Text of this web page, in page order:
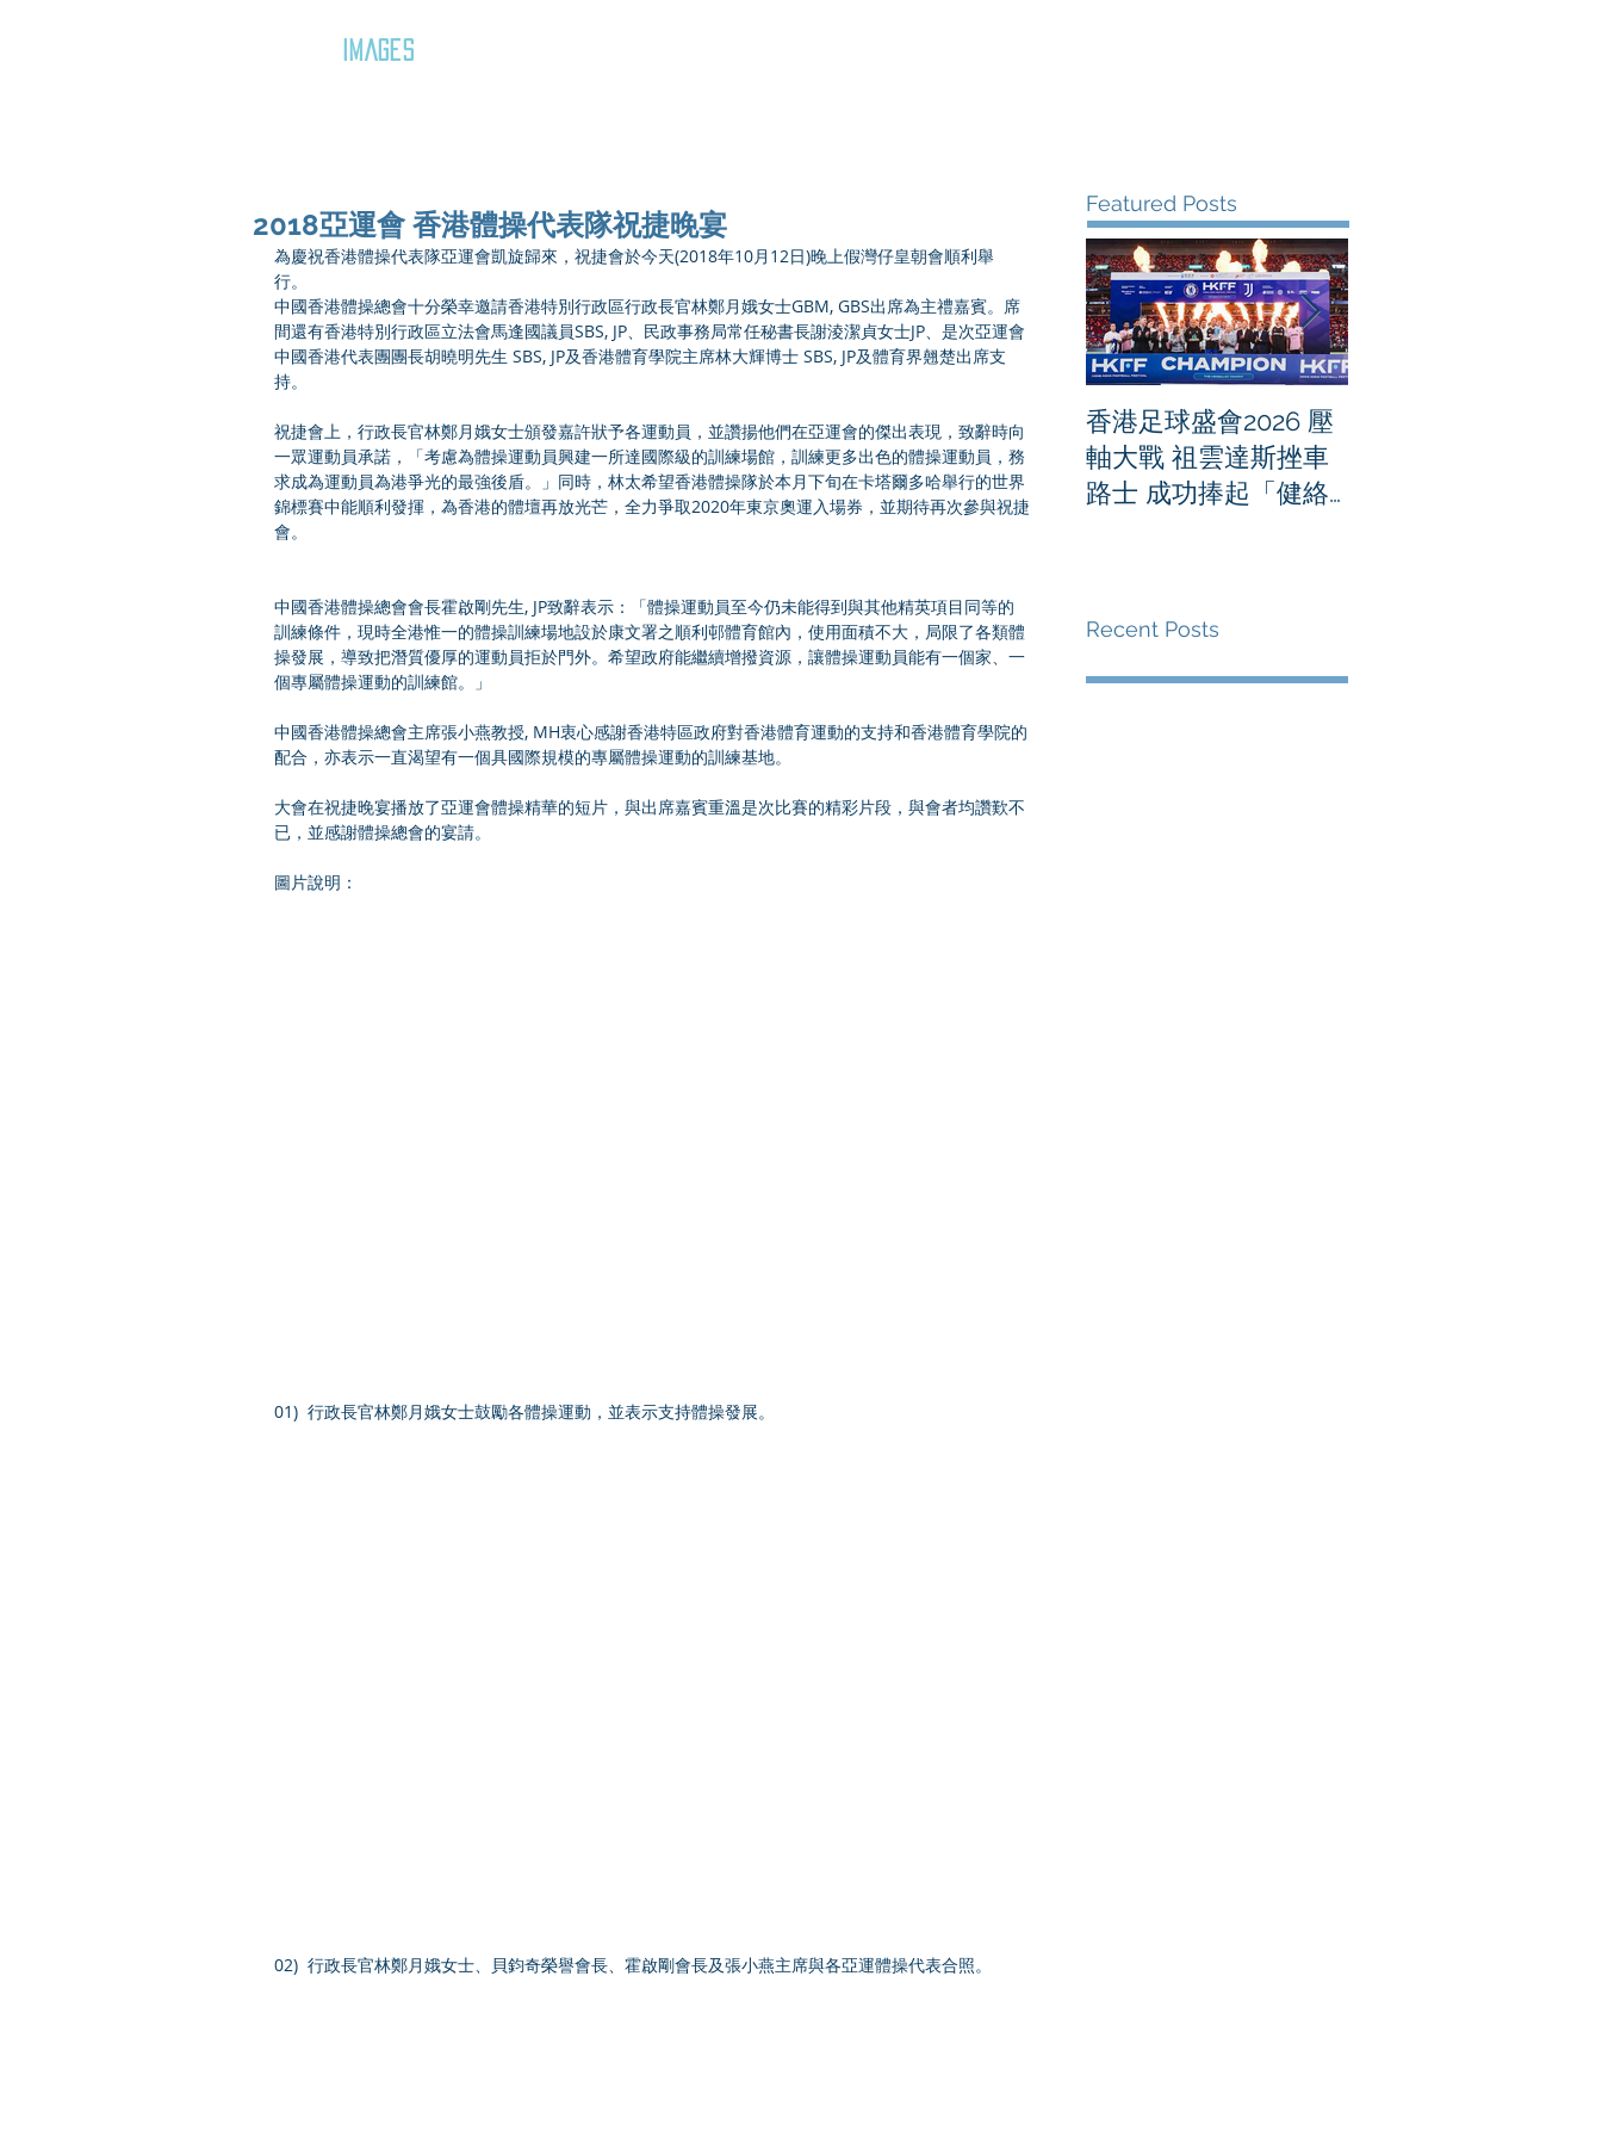
IMAGES
2018亞運會 香港體操代表隊祝捷晚宴
為慶祝香港體操代表隊亞運會凱旋歸來，祝捷會於今天(2018年10月12日)晚上假灣仔皇朝會順利舉
行。
中國香港體操總會十分榮幸邀請香港特別行政區行政長官林鄭月娥女士GBM, GBS出席為主禮嘉賓。席
間還有香港特別行政區立法會馬逢國議員SBS, JP、民政事務局常任秘書長謝淩潔貞女士JP、是次亞運會
中國香港代表團團長胡曉明先生 SBS, JP及香港體育學院主席林大輝博士 SBS, JP及體育界翹楚出席支
持。
祝捷會上，行政長官林鄭月娥女士頒發嘉許狀予各運動員，並讚揚他們在亞運會的傑出表現，致辭時向
一眾運動員承諾，「考慮為體操運動員興建一所達國際級的訓練場館，訓練更多出色的體操運動員，務
求成為運動員為港爭光的最強後盾。」同時，林太希望香港體操隊於本月下旬在卡塔爾多哈舉行的世界
錦標賽中能順利發揮，為香港的體壇再放光芒，全力爭取2020年東京奧運入場券，並期待再次參與祝捷
會。
中國香港體操總會會長霍啟剛先生, JP致辭表示：「體操運動員至今仍未能得到與其他精英項目同等的
訓練條件，現時全港惟一的體操訓練場地設於康文署之順利邨體育館內，使用面積不大，局限了各類體
操發展，導致把潛質優厚的運動員拒於門外。希望政府能繼續增撥資源，讓體操運動員能有一個家、一
個專屬體操運動的訓練館。」
中國香港體操總會主席張小燕教授, MH衷心感謝香港特區政府對香港體育運動的支持和香港體育學院的
配合，亦表示一直渴望有一個具國際規模的專屬體操運動的訓練基地。
大會在祝捷晚宴播放了亞運會體操精華的短片，與出席嘉賓重溫是次比賽的精彩片段，與會者均讚歎不
已，並感謝體操總會的宴請。
圖片說明：
01)  行政長官林鄭月娥女士鼓勵各體操運動，並表示支持體操發展。
02)  行政長官林鄭月娥女士、貝鈞奇榮譽會長、霍啟剛會長及張小燕主席與各亞運體操代表合照。
Featured Posts
香港足球盛會2026 壓
軸大戰 祖雲達斯挫車
路士 成功捧起「健絡
Recent Posts